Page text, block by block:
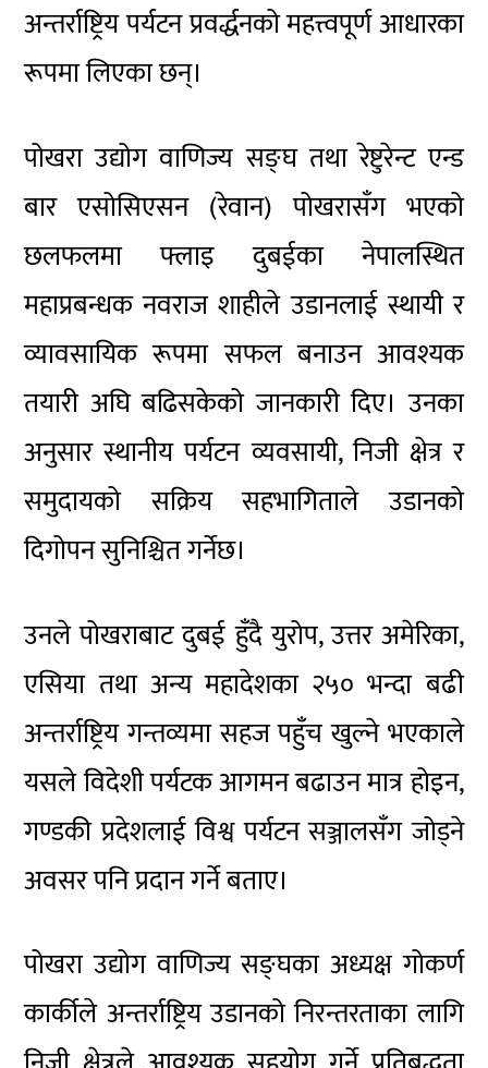
अन्तर्राष्ट्रिय पर्यटन प्रवर्द्धनको महत्त्वपूर्ण आधारका
रूपमा लिएका छन्।
पोखरा उद्योग वाणिज्य सङ्घ तथा रेष्टुरेन्ट एन्ड
बार एसोसिएसन (रेवान) पोखरासँग भएको
छलफलमा फ्लाइ दुबईका नेपालस्थित
महाप्रबन्धक नवराज शाहीले उडानलाई स्थायी र
व्यावसायिक रूपमा सफल बनाउन आवश्यक
तयारी अघि बढिसकेको जानकारी दिए। उनका
अनुसार स्थानीय पर्यटन व्यवसायी, निजी क्षेत्र र
समुदायको सक्रिय सहभागिताले उडानको
दिगोपन सुनिश्चित गर्नेछ।
उनले पोखराबाट दुबई हुँदै युरोप, उत्तर अमेरिका,
एसिया तथा अन्य महादेशका २५० भन्दा बढी
अन्तर्राष्ट्रिय गन्तव्यमा सहज पहुँच खुल्ने भएकाले
यसले विदेशी पर्यटक आगमन बढाउन मात्र होइन,
गण्डकी प्रदेशलाई विश्व पर्यटन सञ्जालसँग जोड्ने
अवसर पनि प्रदान गर्ने बताए।
पोखरा उद्योग वाणिज्य सङ्घका अध्यक्ष गोकर्ण
कार्कीले अन्तर्राष्ट्रिय उडानको निरन्तरताका लागि